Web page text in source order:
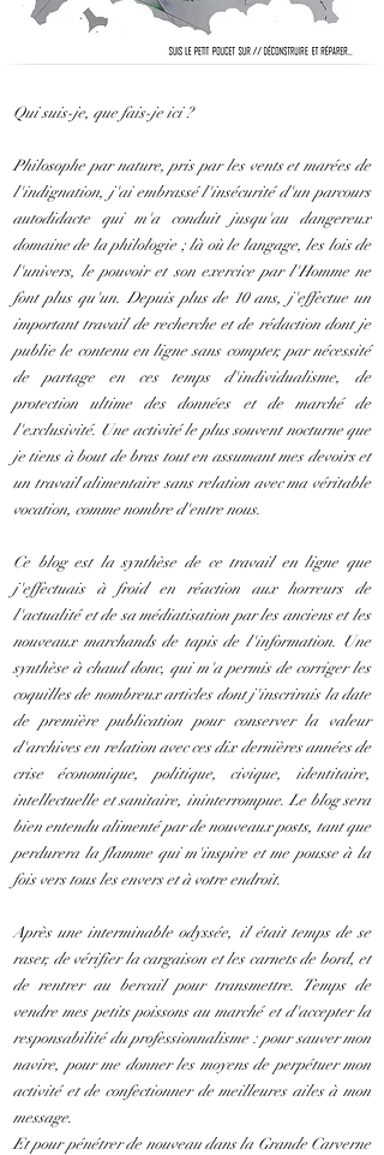
Qui suis-je, que fais-je ici ?
Philosophe par nature, pris par les vents et marées de
l'indignation, j'ai embrassé l'insécurité d'un parcours
autodidacte qui m'a conduit jusqu'au dangereux
domaine de la philologie ; là où le langage, les lois de
l'univers, le pouvoir et son exercice par l'Homme ne
font plus qu'un. Depuis plus de 10 ans, j'effectue un
important travail de recherche et de rédaction dont je
publie le contenu en ligne sans compter, par nécessité
de partage en ces temps d'individualisme, de
protection ultime des données et de marché de
l'exclusivité. Une activité le plus souvent nocturne que
je tiens à bout de bras tout en assumant mes devoirs et
un travail alimentaire sans relation avec ma véritable
vocation, comme nombre d'entre nous.
Ce blog est la synthèse de ce travail en ligne que
j'effectuais à froid en réaction aux horreurs de
l'actualité et de sa médiatisation par les anciens et les
nouveaux marchands de tapis de l'information. Une
synthèse à chaud donc, qui m'a permis de corriger les
coquilles de nombreux articles dont j'inscrirais la date
de première publication pour conserver la valeur
d'archives en relation avec ces dix dernières années de
crise économique, politique, civique, identitaire,
intellectuelle et sanitaire, ininterrompue. Le blog sera
bien entendu alimenté par de nouveaux posts, tant que
perdurera la flamme qui m'inspire et me pousse à la
fois vers tous les envers et à votre endroit.
Après une interminable odyssée, il était temps de se
raser, de vérifier la cargaison et les carnets de bord, et
de rentrer au bercail pour transmettre. Temps de
vendre mes petits poissons au marché et d'accepter la
responsabilité du professionnalisme : pour sauver mon
navire, pour me donner les moyens de perpétuer mon
activité et de confectionner de meilleures ailes à mon
message.
Et pour pénétrer de nouveau dans la Grande Carverne